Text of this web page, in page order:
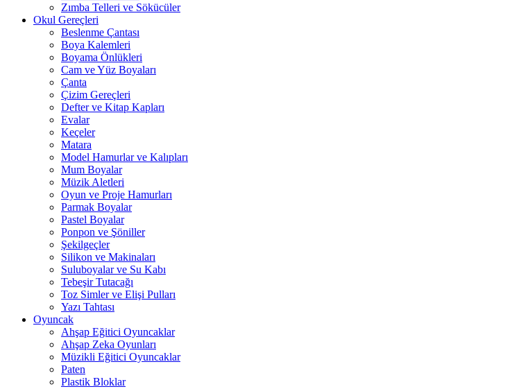
Zımba Telleri ve Sökücüler
Okul Gereçleri
Beslenme Çantası
Boya Kalemleri
Boyama Önlükleri
Cam ve Yüz Boyaları
Çanta
Çizim Gereçleri
Defter ve Kitap Kapları
Evalar
Keçeler
Matara
Model Hamurlar ve Kalıpları
Mum Boyalar
Müzik Aletleri
Oyun ve Proje Hamurları
Parmak Boyalar
Pastel Boyalar
Ponpon ve Şöniller
Şekilgeçler
Silikon ve Makinaları
Suluboyalar ve Su Kabı
Tebeşir Tutacağı
Toz Simler ve Elişi Pulları
Yazı Tahtası
Oyuncak
Ahşap Eğitici Oyuncaklar
Ahşap Zeka Oyunları
Müzikli Eğitici Oyuncaklar
Paten
Plastik Bloklar